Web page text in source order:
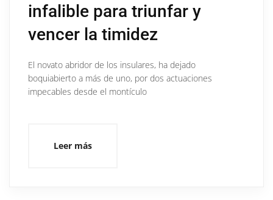
infalible para triunfar y
vencer la timidez
El novato abridor de los insulares, ha dejado
boquiabierto a más de uno, por dos actuaciones
impecables desde el montículo
Leer más